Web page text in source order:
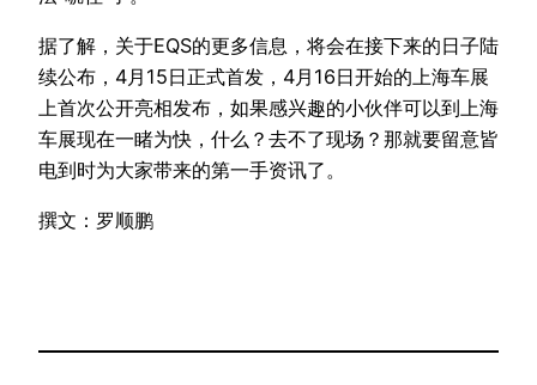
据了解，关于EQS的更多信息，将会在接下来的日子陆
续公布，4月15日正式首发，4月16日开始的上海车展
上首次公开亮相发布，如果感兴趣的小伙伴可以到上海
车展现在一睹为快，什么？去不了现场？那就要留意皆
电到时为大家带来的第一手资讯了。
撰文：罗顺鹏